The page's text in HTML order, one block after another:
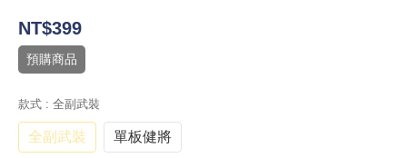
NT$399
預購商品
款式 : 全副武裝
全副武裝 單板健將